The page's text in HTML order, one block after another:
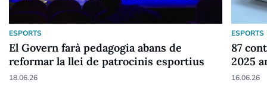
ESPORTS
El Govern farà pedagogia abans de
reformar la llei de patrocinis esportius
18.06.26
ESPORTS
87
2025
16.06.26